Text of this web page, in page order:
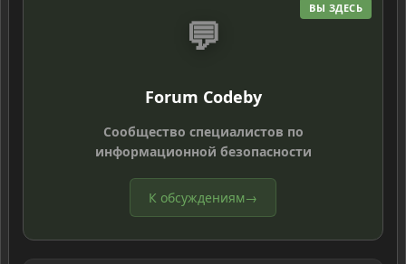
ВЫ ЗДЕСЬ
💬
Forum Codeby
Сообщество специалистов по
информационной безопасности
К обсуждениям→